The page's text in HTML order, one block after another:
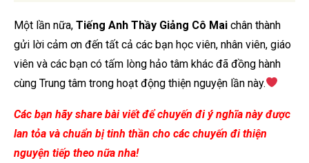
Một lần nữa, Tiếng Anh Thầy Giảng Cô Mai chân thành
gửi lời cảm ơn đến tất cả các bạn học viên, nhân viên, giáo
viên và các bạn có tấm lòng hảo tâm khác đã đồng hành
cùng Trung tâm trong hoạt động thiện nguyện lần này.
Các bạn hãy share bài viết để chuyến đi ý nghĩa này được
lan tỏa và chuẩn bị tinh thần cho các chuyến đi thiện
nguyện tiếp theo nữa nha!